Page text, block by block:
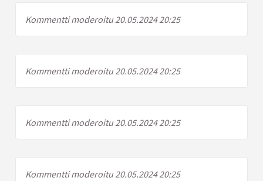
Kommentti moderoitu 20.05.2024 20:25
Kommentti moderoitu 20.05.2024 20:25
Kommentti moderoitu 20.05.2024 20:25
Kommentti moderoitu 20.05.2024 20:25